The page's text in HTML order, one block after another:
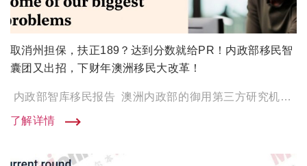
取消州担保，扶正189？达到分数就给PR！内政部移民智
囊团又出招，下财年澳洲移民大改革！
内政部智库移民报告 澳洲内政部的御用第三方研究机构 Grattan Institute 又来发表澳洲移民计 […]
了解详情